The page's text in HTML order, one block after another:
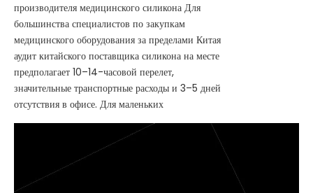
производителя медицинского силикона Для
большинства специалистов по закупкам
медицинского оборудования за пределами Китая
аудит китайского поставщика силикона на месте
предполагает 10–14-часовой перелет,
значительные транспортные расходы и 3–5 дней
отсутствия в офисе. Для маленьких